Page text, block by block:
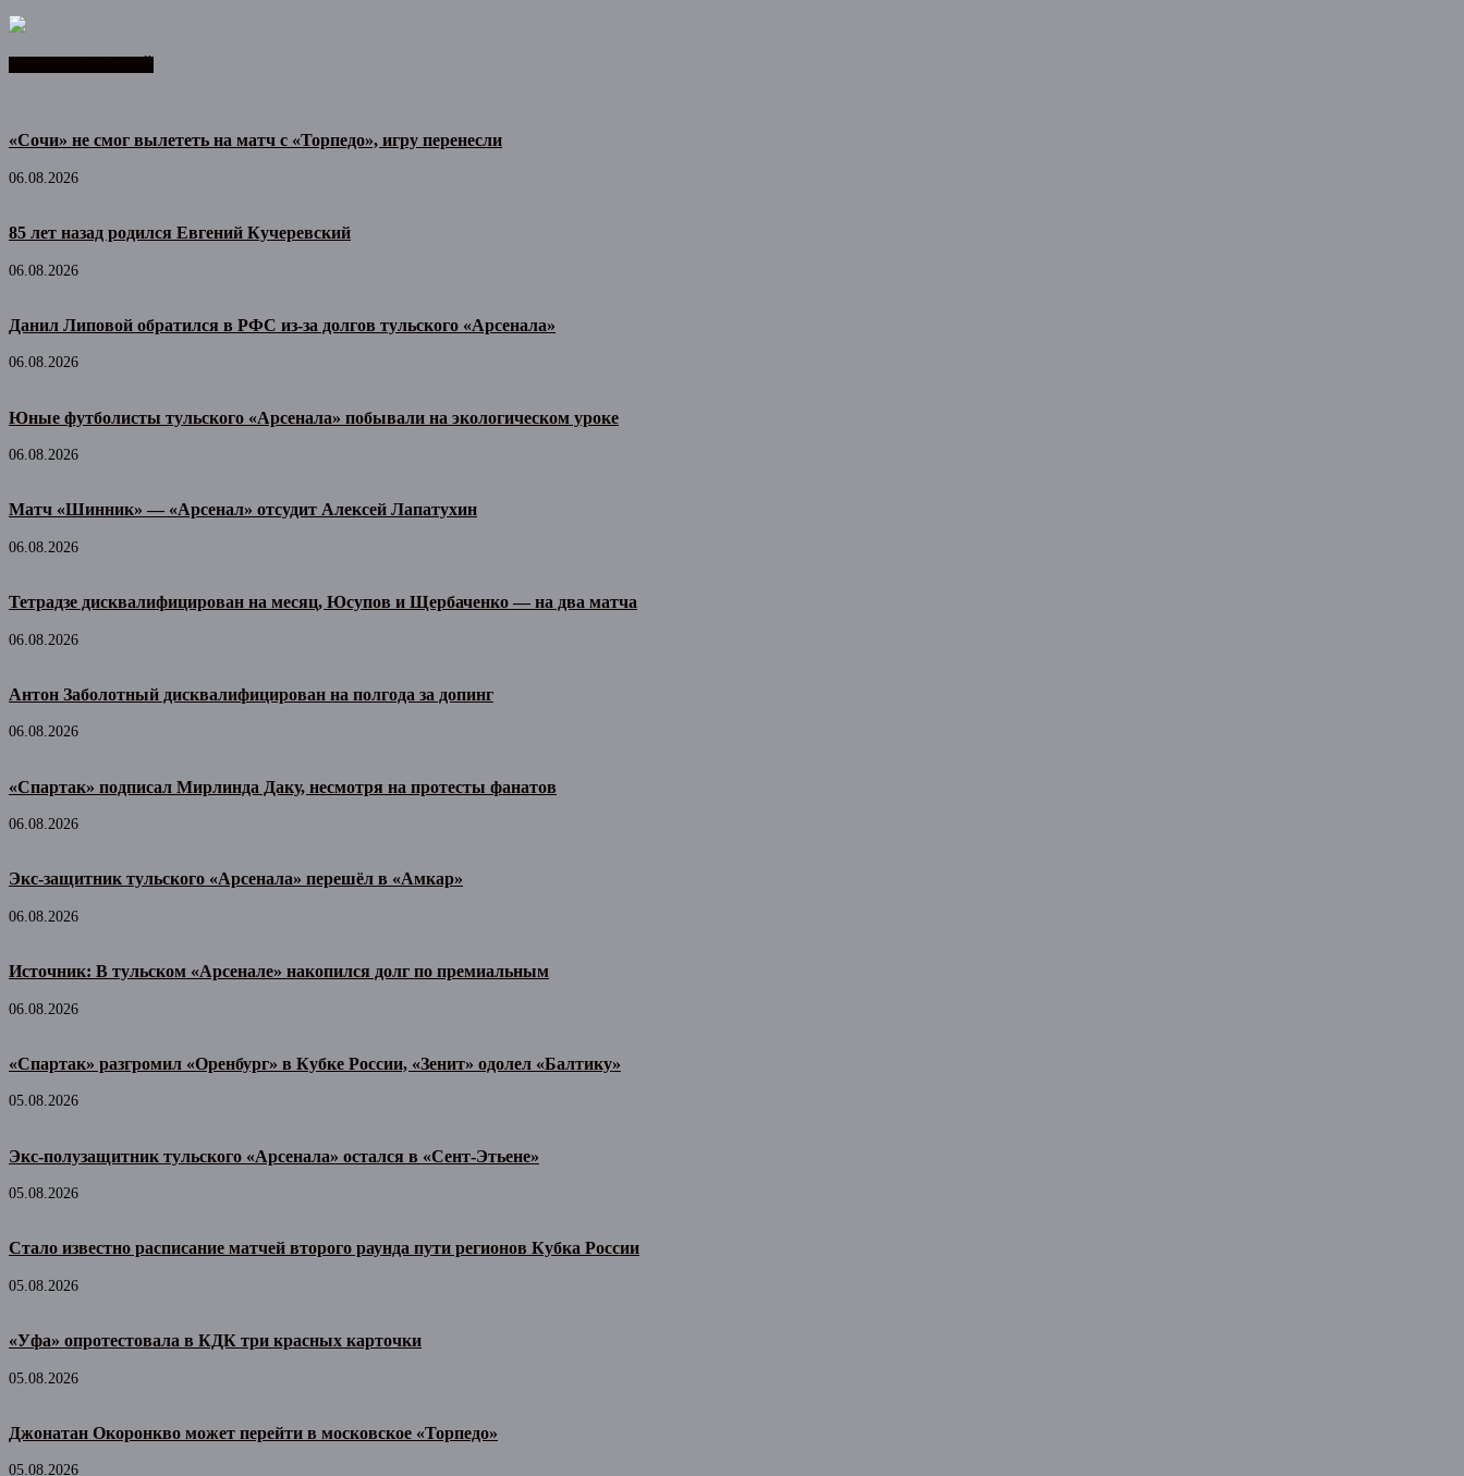
«Сочи» не смог вылететь на матч с «Торпедо», игру перенесли
06.08.2026
85 лет назад родился Евгений Кучеревский
06.08.2026
Данил Липовой обратился в РФС из-за долгов тульского «Арсенала»
06.08.2026
Юные футболисты тульского «Арсенала» побывали на экологическом уроке
06.08.2026
Матч «Шинник» — «Арсенал» отсудит Алексей Лапатухин
06.08.2026
Тетрадзе дисквалифицирован на месяц, Юсупов и Щербаченко — на два матча
06.08.2026
Антон Заболотный дисквалифицирован на полгода за допинг
06.08.2026
«Спартак» подписал Мирлинда Даку, несмотря на протесты фанатов
06.08.2026
Экс-защитник тульского «Арсенала» перешёл в «Амкар»
06.08.2026
Источник: В тульском «Арсенале» накопился долг по премиальным
06.08.2026
«Спартак» разгромил «Оренбург» в Кубке России, «Зенит» одолел «Балтику»
05.08.2026
Экс-полузащитник тульского «Арсенала» остался в «Сент-Этьене»
05.08.2026
Стало известно расписание матчей второго раунда пути регионов Кубка России
05.08.2026
«Уфа» опротестовала в КДК три красных карточки
05.08.2026
Джонатан Окоронкво может перейти в московское «Торпедо»
05.08.2026